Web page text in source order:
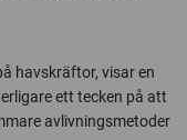
havskräftor, visar en
ett tecken på att
avlivningsmetoder